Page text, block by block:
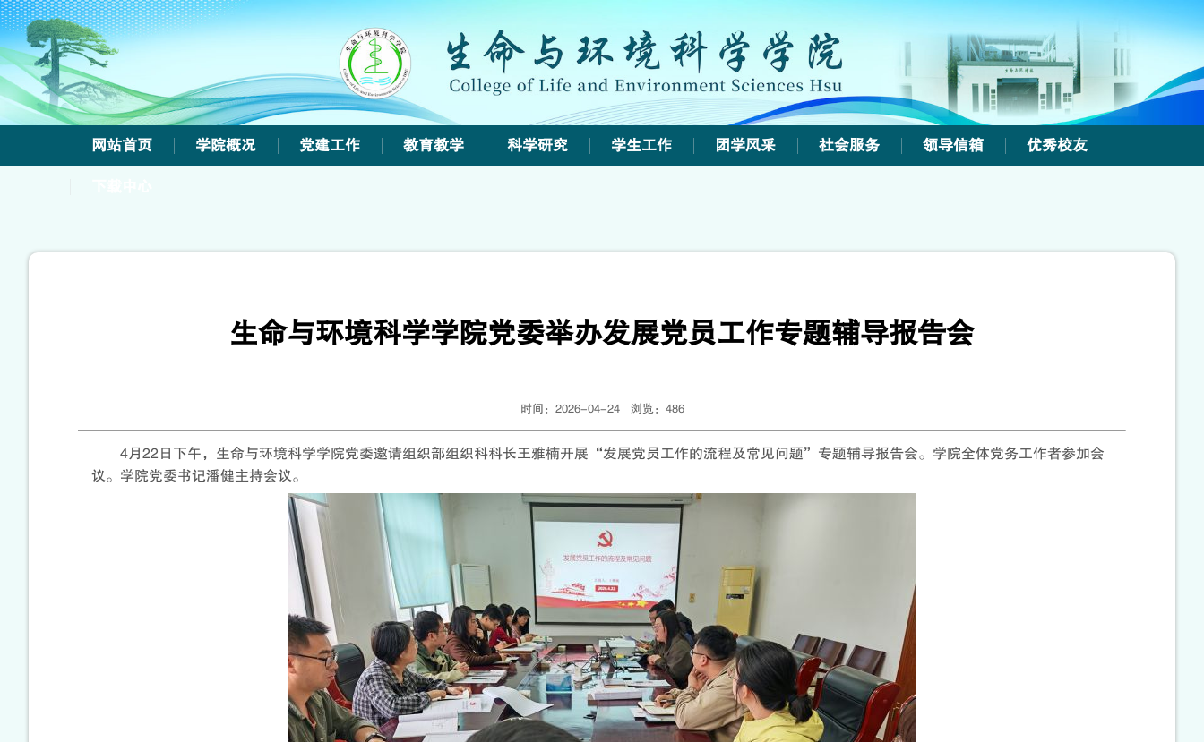
网站首页 学院概况 党建工作 教育教学 科学研究 学生工作 团学风采 社会服务 领导信箱 优秀校友
生命与环境科学学院党委举办发展党员工作专题辅导报告会
时间：2026-04-24 浏览： 486
4月22日下午，生命与环境科学学院党委邀请组织部组织科科长王雅楠开展“发展党员工作的流程及常见问题”专题辅导报告会。学院全体党务工作者参加会
议。学院党委书记潘健主持会议。